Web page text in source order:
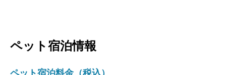
ペット宿泊情報
ペット宿泊料金（税込）